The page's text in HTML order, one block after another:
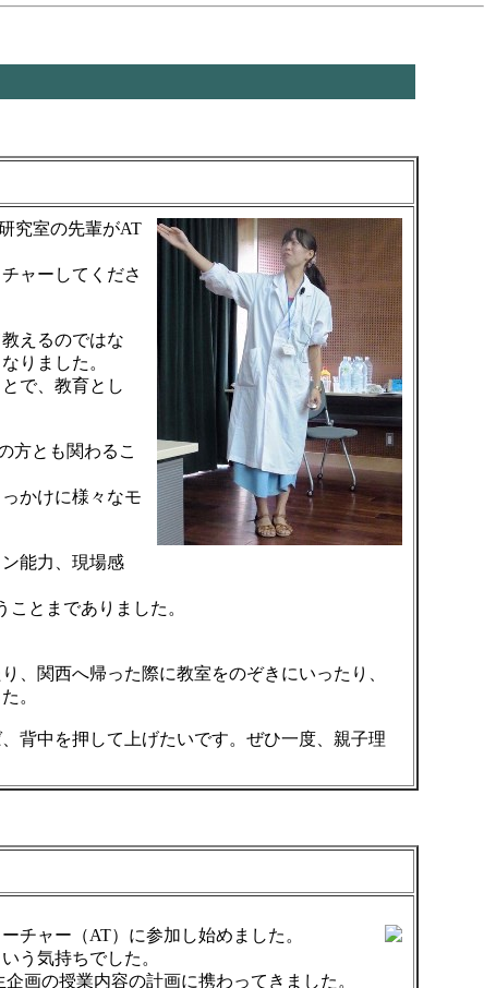
究室の先輩がAT
ャーしてくださ
えるのではな
りました。
で、教育とし
方とも関わるこ
かけに様々なモ
能力、現場感
とまでありました。
、関西へ帰った際に教室をのぞきにいったり、
。
背中を押して上げたいです。ぜひ一度、親子理
チャー（AT）に参加し始めました。
う気持ちでした。
画の授業内容の計画に携わってきました。